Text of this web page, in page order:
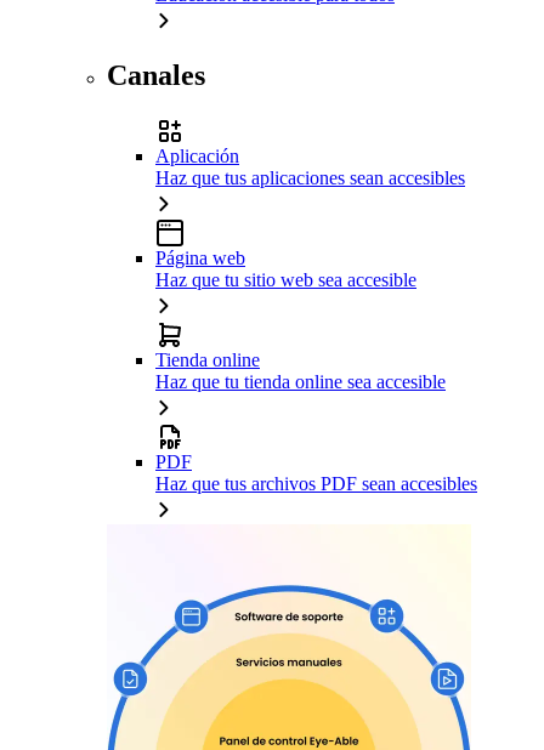
Canales
Aplicación
Haz que tus aplicaciones sean accesibles
Página web
Haz que tu sitio web sea accesible
Tienda online
Haz que tu tienda online sea accesible
PDF
Haz que tus archivos PDF sean accesibles